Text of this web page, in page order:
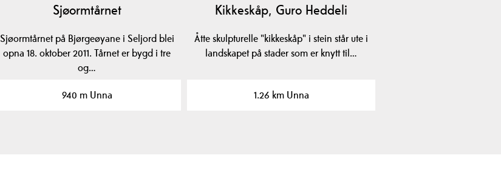
Sjøormtårnet
Sjøormtårnet på Bjørgeøyane i Seljord blei
opna 18. oktober 2011. Tårnet er bygd i tre
og…
940 m Unna
Kikkeskåp, Guro Heddeli
Åtte skulpturelle "kikkeskåp" i stein står ute i
landskapet på stader som er knytt til…
1.26 km Unna